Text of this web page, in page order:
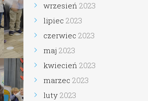
wrzesień 2023
lipiec 2023
czerwiec 2023
maj 2023
kwiecień 2023
marzec 2023
luty 2023